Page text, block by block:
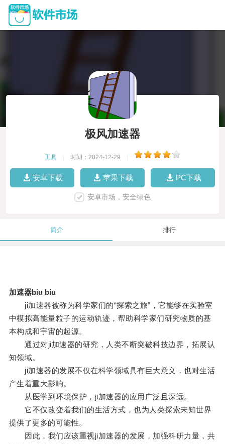
极风加速器
工具 时间：2024-12-29
安卓下载 苹果下载 PC下载
安卓市场，安全绿色
简介 排行
加速器biu biu
ji加速器被称为科学家们的“探索之旅”，它能够在实验室
中模拟高能量粒子的运动轨迹，帮助科学家们研究物质的基
本构成和宇宙的起源。
通过对ji加速器的研究，人类不断突破科技边界，拓展认
知领域。
ji加速器的发展不仅在科学领域具有巨大意义，也对生活
产生着重大影响。
从医学到环境保护，ji加速器的应用广泛且深远。
它不仅改变着我们的生活方式，也为人类探索未知世界
提供了更多的可能性。
因此，我们应该重视ji加速器的发展，加强科研力量，共